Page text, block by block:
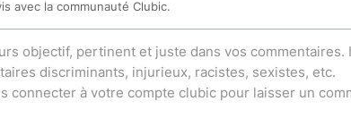
avec la communauté Clubic.